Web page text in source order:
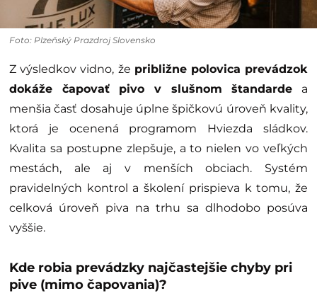
Foto: Plzeňský Prazdroj Slovensko
Z výsledkov vidno, že približne polovica prevádzok
dokáže čapovať pivo v slušnom štandarde a
menšia časť dosahuje úplne špičkovú úroveň kvality,
ktorá je ocenená programom Hviezda sládkov.
Kvalita sa postupne zlepšuje, a to nielen vo veľkých
mestách, ale aj v menších obciach. Systém
pravidelných kontrol a školení prispieva k tomu, že
celková úroveň piva na trhu sa dlhodobo posúva
vyššie.
Kde robia prevádzky najčastejšie chyby pri
pive (mimo čapovania)?